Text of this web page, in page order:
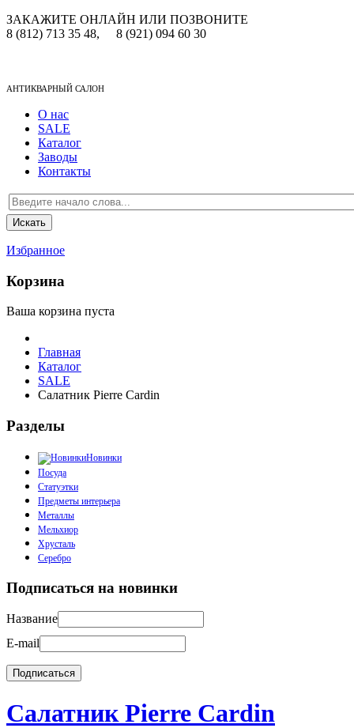
ЗАКАЖИТЕ ОНЛАЙН ИЛИ ПОЗВОНИТЕ
8 (812) 713 35 48,
8 (921) 094 60 30
АНТИКВАРНЫЙ САЛОН
О нас
SALE
Каталог
Заводы
Контакты
Избранное
Корзина
Ваша корзина пуста
Главная
Каталог
SALE
Салатник Pierre Cardin
Разделы
Новинки
Посуда
Статуэтки
Предметы интерьера
Металлы
Мельхиор
Хрусталь
Серебро
Подписаться на новинки
Название
E-mail
Салатник Pierre Cardin